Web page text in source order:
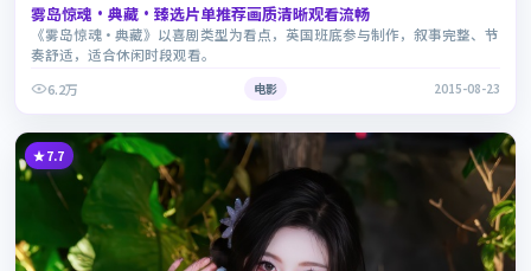
雾岛惊魂·典藏·臻选片单推荐画质清晰观看流畅
《雾岛惊魂·典藏》以喜剧类型为看点，英国班底参与制作，叙事完整、节
奏舒适，适合休闲时段观看。
6.2万
电影 2015-08-23
7.7